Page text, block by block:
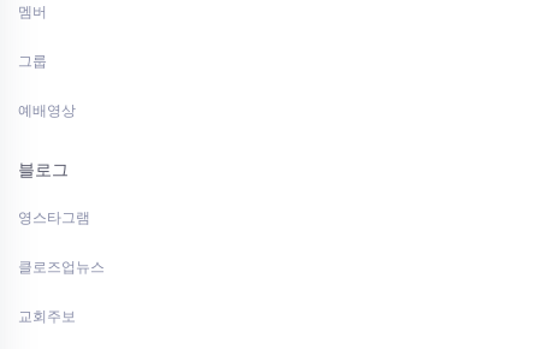
멤버
그룹
예배영상
블로그
영스타그램
클로즈업뉴스
교회주보